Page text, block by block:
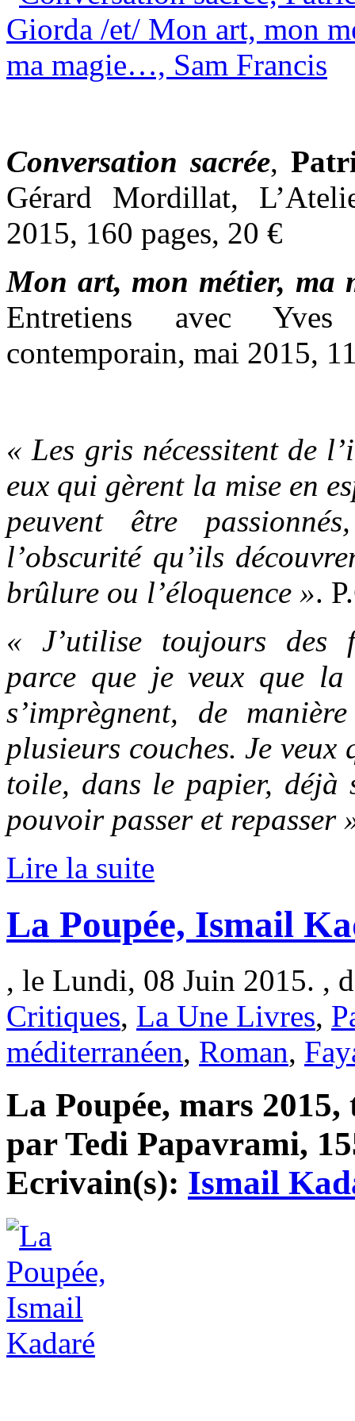
Conversation sacrée,
Gérard Mordillat,
2015, 160 pages, 20 €
Mon art, mon métier, ma
Entretiens avec
contemporain, mai 2015,
« Les gris nécessitent de
eux qui gèrent la mise en
peuvent être
l’obscurité qu’ils
brûlure ou l’éloquence ».
« J’utilise toujours des
parce que je veux que
s’imprègnent, de
plusieurs couches. Je veux
toile, dans le papier, déjà
pouvoir passer et repasser
Lire la suite
La Poupée, Ismail
, le Lundi, 08 Juin 2015. ,
Critiques, La Une Livres,
méditerranéen, Roman,
La Poupée, mars
par Tedi Papavrami,
Ecrivain(s): Ismail